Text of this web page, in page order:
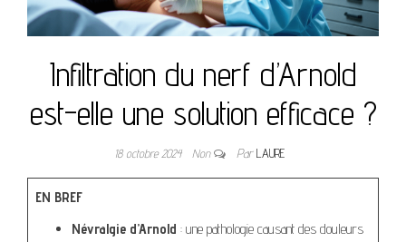
Infiltration du nerf d’Arnold
est-elle une solution efficace ?
18 octobre 2024 Non ParLAURE
EN BREF
Névralgie d’Arnold : une pathologie causant des douleurs